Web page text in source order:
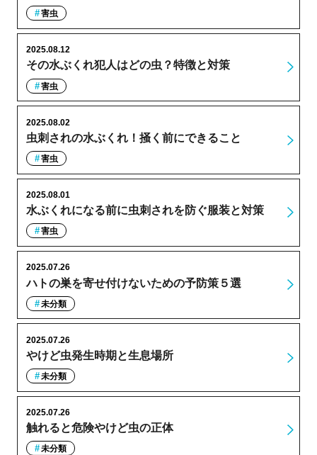
害虫
その水ぶくれ犯人はどの虫？特徴と対策
2025.08.12
害虫
虫刺されの水ぶくれ！掻く前にできること
2025.08.02
害虫
水ぶくれになる前に虫刺されを防ぐ服装と対策
2025.08.01
害虫
ハトの巣を寄せ付けないための予防策５選
2025.07.26
未分類
やけど虫発生時期と生息場所
2025.07.26
未分類
触れると危険やけど虫の正体
2025.07.26
未分類